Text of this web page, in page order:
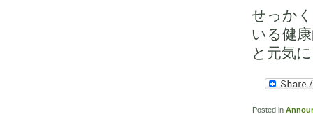
せっか
いる健
と元気
Posted in